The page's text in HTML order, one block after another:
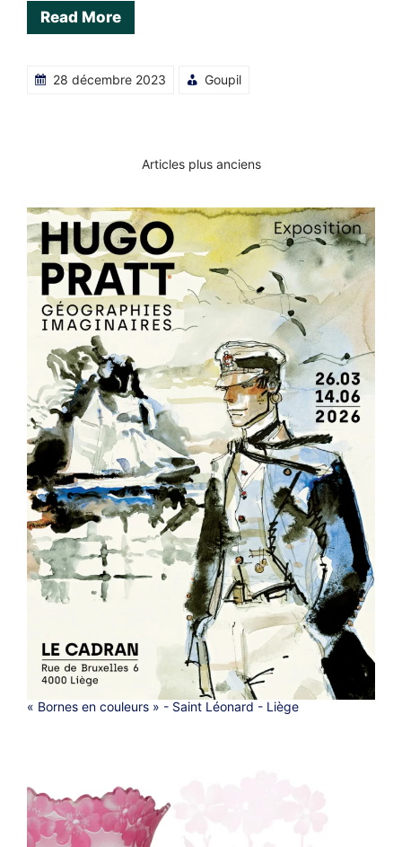
Read More
28 décembre 2023 Goupil
articles
Articles plus anciens
« Bornes en couleurs » - Saint Léonard - Liège